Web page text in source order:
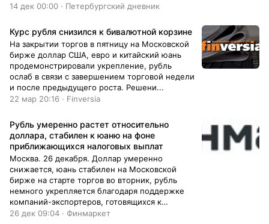
14 дек 00:00 · Петербургский дневник
Курс рубля снизился к бивалютной корзине
На закрытии торгов в пятницу на Московской
бирже доллар США, евро и китайский юань
продемонстрировали укрепление, рубль
ослаб в связи с завершением торговой недели
и после предыдущего роста. Решени...
22 мар 20:16 · Finversia
Рубль умеренно растет относительно
доллара, стабилен к юаню на фоне
приближающихся налоговых выплат
Москва. 26 декабря. Доллар умеренно
снижается, юань стабилен на Московской
бирже на старте торгов во вторник, рубль
немного укрепляется благодаря поддержке
компаний-экспортеров, готовящихся к
налоговым выплатам декабря.
26 дек 09:04 · Финмаркет